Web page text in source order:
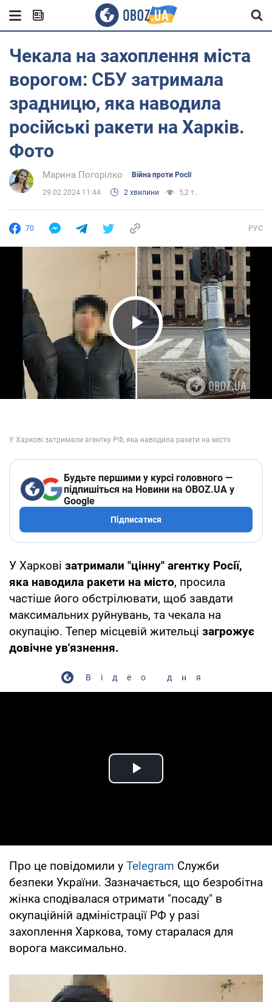
Чекала на захоплення міста
ворогом: СБУ затримала
зрадницю, яка наводила
російські ракети на Харків.
Фото
Марина Погорілко Війна проти Росії
29.02.2024 11:44 2 хвилини 5,2 т.
70 РУС
Play Video
Будьте першими у курсі головного —
підпишіться на Новини на OBOZ.UA у
Google
Підписатися
У Харкові затримали "цінну" агентку Росії,
яка наводила ракети на місто, просила
частіше його обстрілювати, щоб завдати
максимальних руйнувань, та чекала на
окупацію. Тепер місцевій жительці загрожує
довічне ув'язнення.
Відео дня
Play Video
Про це повідомили у Telegram Служби
безпеки України. Зазначається, що безробітна
жінка сподівалася отримати "посаду" в
окупаційній адміністрації РФ у разі
захоплення Харкова, тому старалася для
ворога максимально.